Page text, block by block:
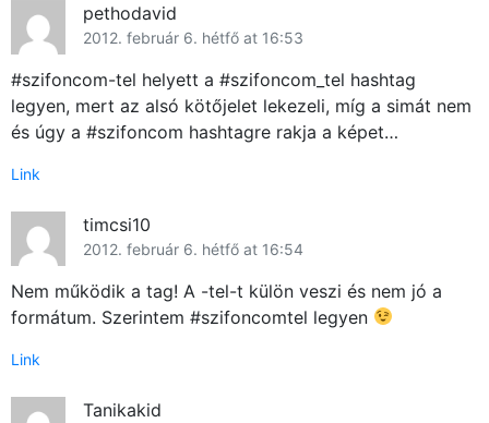
pethodavid
2012. február 6. hétfő at 16:53
#szifoncom-tel helyett a #szifoncom_tel hashtag
legyen, mert az alsó kötőjelet lekezeli, míg a simát nem
és úgy a #szifoncom hashtagre rakja a képet…
Link
timcsi10
2012. február 6. hétfő at 16:54
Nem működik a tag! A -tel-t külön veszi és nem jó a
formátum. Szerintem #szifoncomtel legyen
Link
Tanikakid